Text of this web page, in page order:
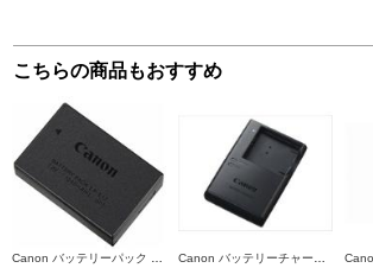
こちらの商品もおすすめ